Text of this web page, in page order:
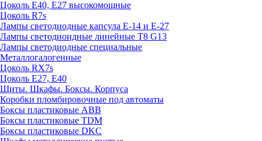
Цоколь Е40, Е27 высокомощные
Цоколь R7s
Лампы светодиодные капсула Е-14 и Е-27
Лампы светодиоидные линейные T8 G13
Лампы светодиодные специальные
Металлогалогенные
Цоколь RX7s
Цоколь Е27, E40
Щиты. Шкафы. Боксы. Корпуса
Коробки пломбировочные под автоматы
Боксы пластиковые ABB
Боксы пластиковые TDM
Боксы пластиковые DKC